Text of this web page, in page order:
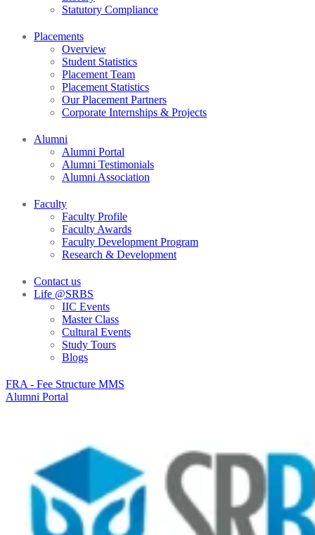
Statutory Compliance
Placements
Overview
Student Statistics
Placement Team
Placement Statistics
Our Placement Partners
Corporate Internships & Projects
Alumni
Alumni Portal
Alumni Testimonials
Alumni Association
Faculty
Faculty Profile
Faculty Awards
Faculty Development Program
Research & Development
Contact us
Life @SRBS
IIC Events
Master Class
Cultural Events
Study Tours
Blogs
FRA - Fee Structure MMS
Alumni Portal